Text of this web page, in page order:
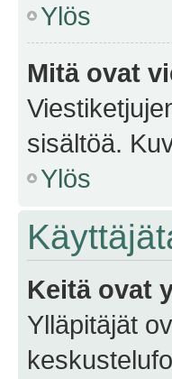
Ylös
Mitä ovat
sisältöä.
Ylös
Keitä ovat
Ylläpitäjät